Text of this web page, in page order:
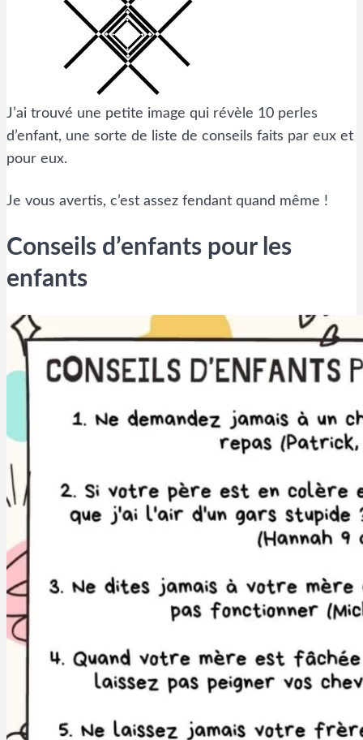
J’ai trouvé une petite image qui révèle 10 perles
d’enfant, une sorte de liste de conseils faits par eux et
pour eux.
Je vous avertis, c’est assez fendant quand même !
Conseils d’enfants pour les
enfants